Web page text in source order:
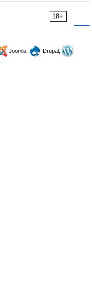
18+
Joomla,
Drupal,